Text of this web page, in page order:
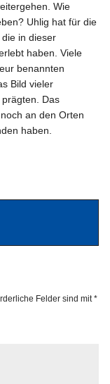
Wie
Uhlig hat für die
in dieser
haben. Viele
benannten
Bild vieler
Das
an den Orten
haben.
Felder sind mit*